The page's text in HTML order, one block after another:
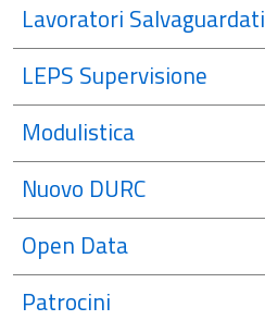
Lavoratori Salvaguardati
LEPS Supervisione
Modulistica
Nuovo DURC
Open Data
Patrocini